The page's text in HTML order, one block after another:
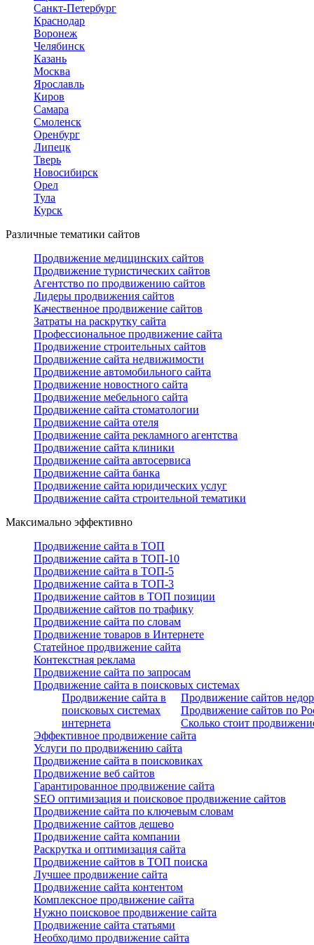
Санкт-Петербург
Краснодар
Воронеж
Челябинск
Казань
Москва
Ярославль
Киров
Самара
Смоленск
Оренбург
Липецк
Тверь
Новосибирск
Орел
Тула
Курск
Различные тематики сайтов
Продвижение медицинских сайтов
Продвижение туристических сайтов
Агентство по продвижению сайтов
Лидеры продвижения сайтов
Качественное продвижение сайтов
Затраты на раскрутку сайта
Профессиональное продвижение сайта
Продвижение строительных сайтов
Продвижение сайта недвижимости
Продвижение автомобильного сайта
Продвижение новостного сайта
Продвижение мебельного сайта
Продвижение сайта стоматологии
Продвижение сайта отеля
Продвижение сайта рекламного агентства
Продвижение сайта клиники
Продвижение сайта автосервиса
Продвижение сайта банка
Продвижение сайта юридических услуг
Продвижение сайта строительной тематики
Максимально эффективно
Продвижение сайта в ТОП
Продвижение сайта в ТОП-10
Продвижение сайта в ТОП-5
Продвижение сайта в ТОП-3
Продвижение сайтов в ТОП позиции
Продвижение сайтов по трафику
Продвижение сайта по словам
Продвижение товаров в Интернете
Статейное продвижение сайта
Контекстная реклама
Продвижение сайта по запросам
Продвижение сайта в поисковых системах
Продвижение сайта в
поисковых системах
интернета
Продвижение сайтов
Продвижение сайтов по
Сколько стоит
Эффективное продвижение сайта
Услуги по продвижению сайта
Продвижение сайта в поисковиках
Продвижение веб сайтов
Гарантированное продвижение сайта
SEO оптимизация и поисковое продвижение сайтов
Продвижение сайта по ключевым словам
Продвижение сайтов дешево
Продвижение сайта компании
Раскрутка и оптимизация сайта
Продвижение сайтов в ТОП поиска
Лучшее продвижение сайта
Продвижение сайта контентом
Комплексное продвижение сайта
Нужно поисковое продвижение сайта
Продвижение сайта статьями
Необходимо продвижение сайта